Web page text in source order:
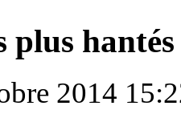
plus
2014